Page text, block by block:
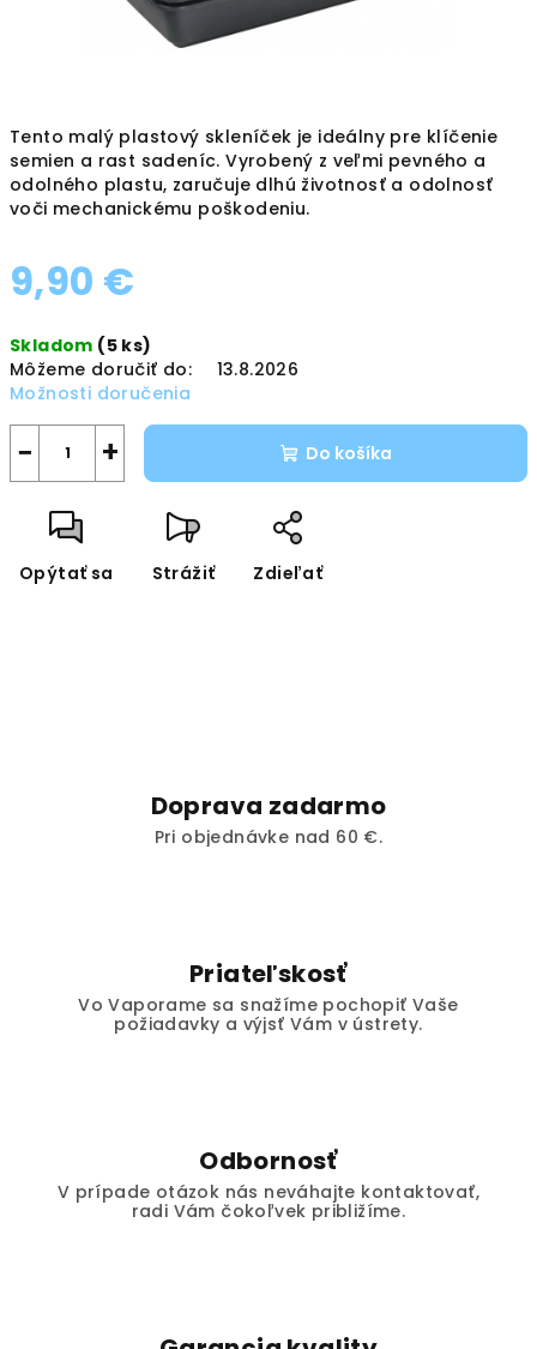
Tento malý plastový skleníček je ideálny pre klíčenie
semien a rast sadeníc. Vyrobený z veľmi pevného a
odolného plastu, zaručuje dlhú životnosť a odolnosť
voči mechanickému poškodeniu.
9,90 €
cena:
Skladom (5 ks)
Môžeme doručiť do:
13.8.2026
Možnosti doručenia
+
− Do košíka
Opýtať sa Strážiť Zdieľať
Doprava zadarmo
Pri objednávke nad 60 €.
Priateľskosť
Vo Vaporame sa snažíme pochopiť Vaše
požiadavky a výjsť Vám v ústrety.
Odbornosť
V prípade otázok nás neváhajte kontaktovať,
radi Vám čokoľvek približíme.